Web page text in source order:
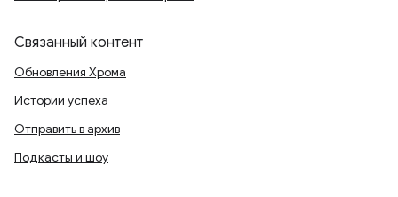
Связанный контент
Обновления Хрома
Истории успеха
Отправить в архив
Подкасты и шоу